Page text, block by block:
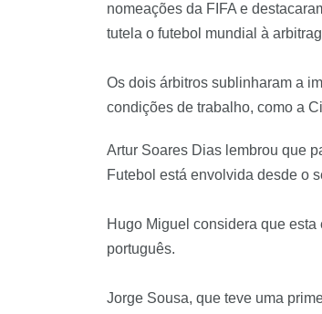
nomeações da FIFA e
tutela o futebol mundial à
Os dois árbitros sublinharam a
condições de trabalho, como a
Artur Soares Dias lembrou que
Futebol está envolvida desde o
Hugo Miguel considera que
português.
Jorge Sousa, que teve uma